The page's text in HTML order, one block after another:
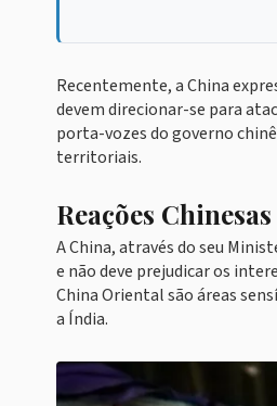
Recentemente, a China
devem direcionar-se para
porta-vozes do governo
territoriais.
Reações
A China, através do seu
e não deve prejudicar os
China Oriental são áreas
a Índia.